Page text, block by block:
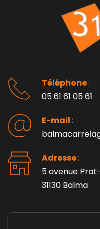
Téléphone :
05 61 61 05 61
E-mail :
Adresse :
5 avenue
31130 Balma